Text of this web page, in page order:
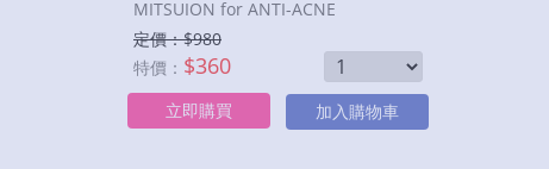
MITSUION for ANTI-ACNE
定價：$980
特價： $360
立即購買 加入購物車